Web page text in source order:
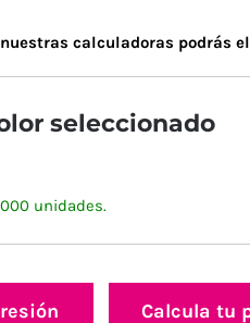
calculadoras podrás
seleccionado
unidades.
Calcula tu